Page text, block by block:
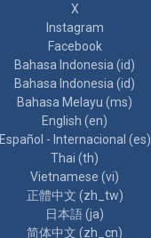
X
Instagram
Facebook
Bahasa Indonesia ‎(id)‎
Bahasa Indonesia ‎(id)‎
Bahasa Melayu ‎(ms)‎
English ‎(en)‎
Español - Internacional ‎(es)‎
Thai ‎(th)‎
Vietnamese ‎(vi)‎
正體中文 ‎(zh_tw)‎
日本語 ‎(ja)‎
简体中文 ‎(zh_cn)‎